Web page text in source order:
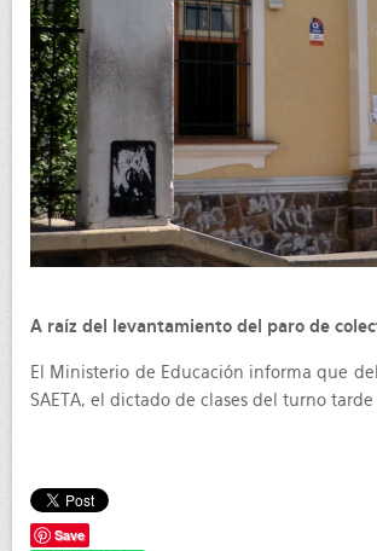
A raíz del levantamiento del paro de
El Ministerio de Educación informa que
SAETA, el dictado de clases del turno
Save